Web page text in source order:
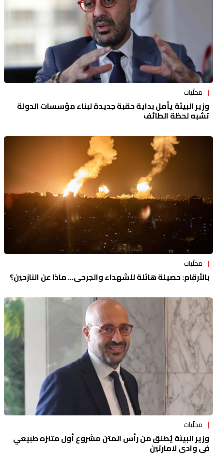
محلّيات
وزير البيئة يأمل بداية حقبة جديدة لبناء مؤسسات الدولة
تشبه لحظة الطائف
محلّيات
بالأرقام: حصيلة هائلة للشهداء والجرحى... ماذا عن النازحين؟
محلّيات
وزير البيئة يُطلق من رأس المتن مشروع أول متنزه طبيعي
في وادي لامارتين